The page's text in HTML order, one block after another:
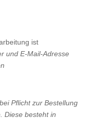
ist
und E-Mail-Adresse
Pflicht zur Bestellung
Diese besteht in